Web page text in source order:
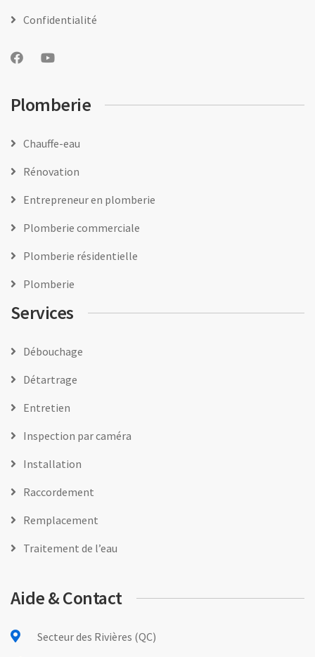
Confidentialité
Plomberie
Chauffe-eau
Rénovation
Entrepreneur en plomberie
Plomberie commerciale
Plomberie résidentielle
Plomberie
Services
Débouchage
Détartrage
Entretien
Inspection par caméra
Installation
Raccordement
Remplacement
Traitement de l’eau
Aide & Contact
Secteur des Rivières (QC)